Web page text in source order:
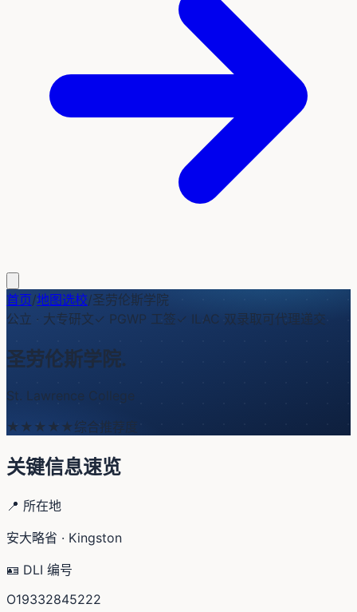
首页/地图选校/圣劳伦斯学院
公立 · 大专研文✓ PGWP 工签✓ ILAC 双录取可代理递交
圣劳伦斯学院.
St. Lawrence College
★★★ ★★ 综合推荐度
关键信息速览
📍 所在地
安大略省 · Kingston
🪪 DLI 编号
O19332845222